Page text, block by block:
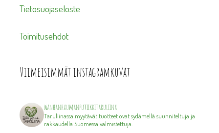
Tietosuojaseloste
Toimitusehdot
Viimeisimmät instagramkuvat
wanhanraumanputiikkitaruliina
Taruliinassa myytävät tuotteet ovat sydämellä suunniteltuja ja
rakkaudella Suomessa valmistettuja.